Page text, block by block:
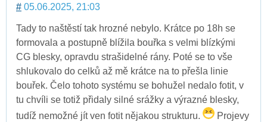
# 05.06.2025, 21:03
Tady to naštěstí tak hrozné nebylo. Krátce po 18h se
formovala a postupně blížila bouřka s velmi blízkými
CG blesky, opravdu strašidelné rány. Poté se to vše
shlukovalo do celků až mě krátce na to přešla linie
bouřek. Čelo tohoto systému se bohužel nedalo fotit, v
tu chvíli se totiž přidaly silné srážky a výrazné blesky,
tudíž nemožné jít ven fotit nějakou strukturu.
Projevy